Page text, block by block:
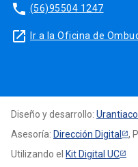
phone (56)95504 1247
launch Ir a la Oficina de
Diseño y desarrollo:
Asesoría: Dirección Digital
,
Utilizando el Kit Digital UC